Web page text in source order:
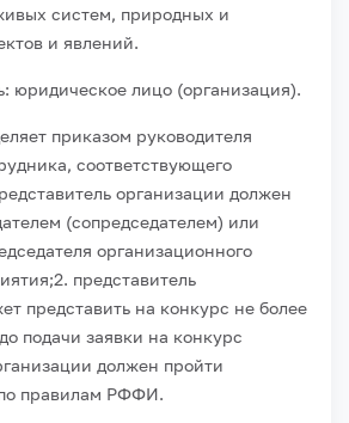
систем, природных и
и явлений.
юридическое лицо (организация).
приказом руководителя
соответствующего
организации должен
(сопредседателем) или
организационного
2. представитель
представить на конкурс не более
подачи заявки на конкурс
должен пройти
правилам РФФИ.